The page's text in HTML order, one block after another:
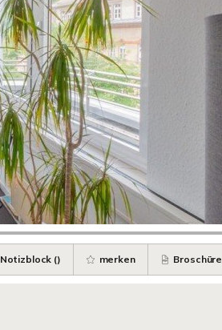
Notizblock () merken Broschüre